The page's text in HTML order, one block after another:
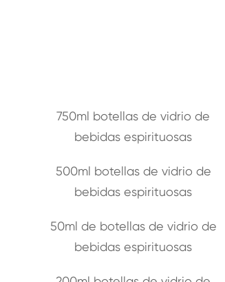
750ml botellas de vidrio de
bebidas espirituosas
500ml botellas de vidrio de
bebidas espirituosas
50ml de botellas de vidrio de
bebidas espirituosas